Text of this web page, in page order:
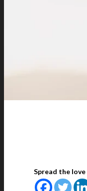
Spread the love